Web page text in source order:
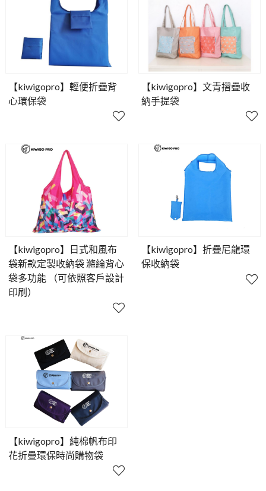
【kiwigopro】輕便折疊背
心環保袋
【kiwigopro】文青摺疊收
納手提袋
【kiwigopro】日式和風布
袋新款定製收納袋 滌綸背心
袋多功能 （可依照客戶設計
印刷）
【kiwigopro】折疊尼龍環
保收納袋
【kiwigopro】純棉帆布印
花折疊環保時尚購物袋